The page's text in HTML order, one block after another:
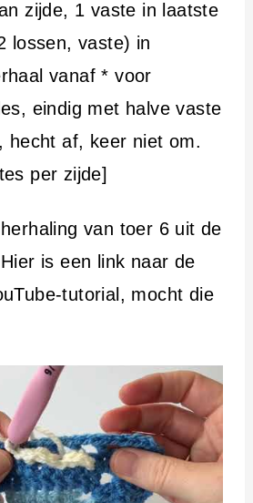
zijde, 1 vaste in laatste
lossen, vaste) in
vanaf * voor
eindig met halve vaste
hecht af, keer niet om.
per zijde]
van toer 6 uit de
is een link naar de
tutorial, mocht die